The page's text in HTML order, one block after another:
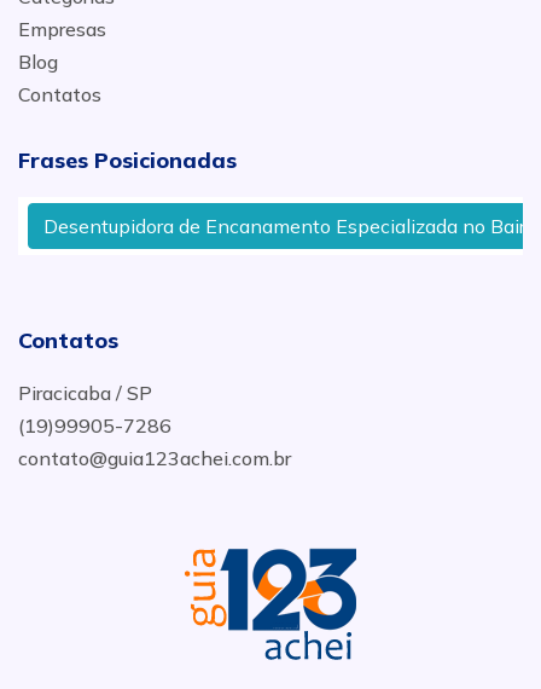
Empresas
Blog
Contatos
Frases Posicionadas
Desentupidora de Encanamento Especializada no Bairro
Contatos
Piracicaba / SP
(19)99905-7286
contato@guia123achei.com.br